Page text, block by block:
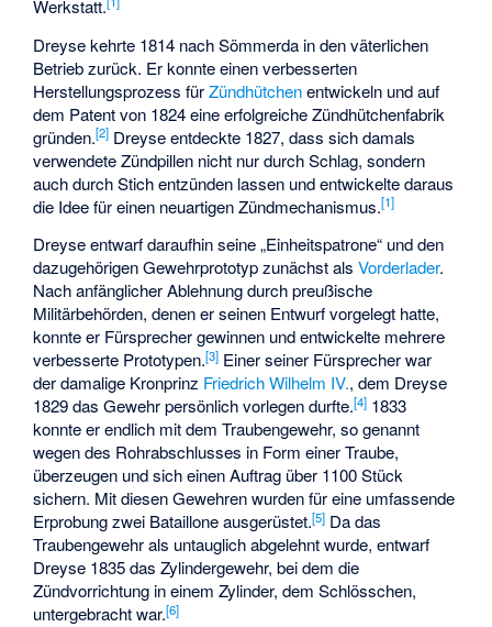
Werkstatt.
Dreyse kehrte 1814 nach Sömmerda in den väterlichen
Betrieb zurück. Er konnte einen verbesserten
Herstellungsprozess fürZündhütchenentwickeln und auf
dem Patent von 1824 eine erfolgreiche Zündhütchenfabrik
gründen.[2] Dreyse entdeckte 1827, dass sich damals
verwendete Zündpillen nicht nur durch Schlag, sondern
auch durch Stich entzünden lassen und entwickelte daraus
die Idee für einen neuartigen Zündmechanismus.[1]
Dreyse entwarf daraufhin seine „Einheitspatrone“ und den
dazugehörigen Gewehrprototyp zunächst alsVorderlader.
Nach anfänglicher Ablehnung durch preußische
Militärbehörden, denen er seinen Entwurf vorgelegt hatte,
konnte er Fürsprecher gewinnen und entwickelte mehrere
verbesserte Prototypen.[3] Einer seiner Fürsprecher war
der damalige Kronprinz Friedrich Wilhelm IV., dem Dreyse
1829 das Gewehr persönlich vorlegen durfte.[4] 1833
konnte er endlich mit dem Traubengewehr, so genannt
wegen des Rohrabschlusses in Form einer Traube,
überzeugen und sich einen Auftrag über 1100 Stück
sichern. Mit diesen Gewehren wurden für eine umfassende
Erprobung zwei Bataillone ausgerüstet.[5] Da das
Traubengewehr als untauglich abgelehnt wurde, entwarf
Dreyse 1835 das Zylindergewehr, bei dem die
Zündvorrichtung in einem Zylinder, dem Schlösschen,
untergebracht war.[6]